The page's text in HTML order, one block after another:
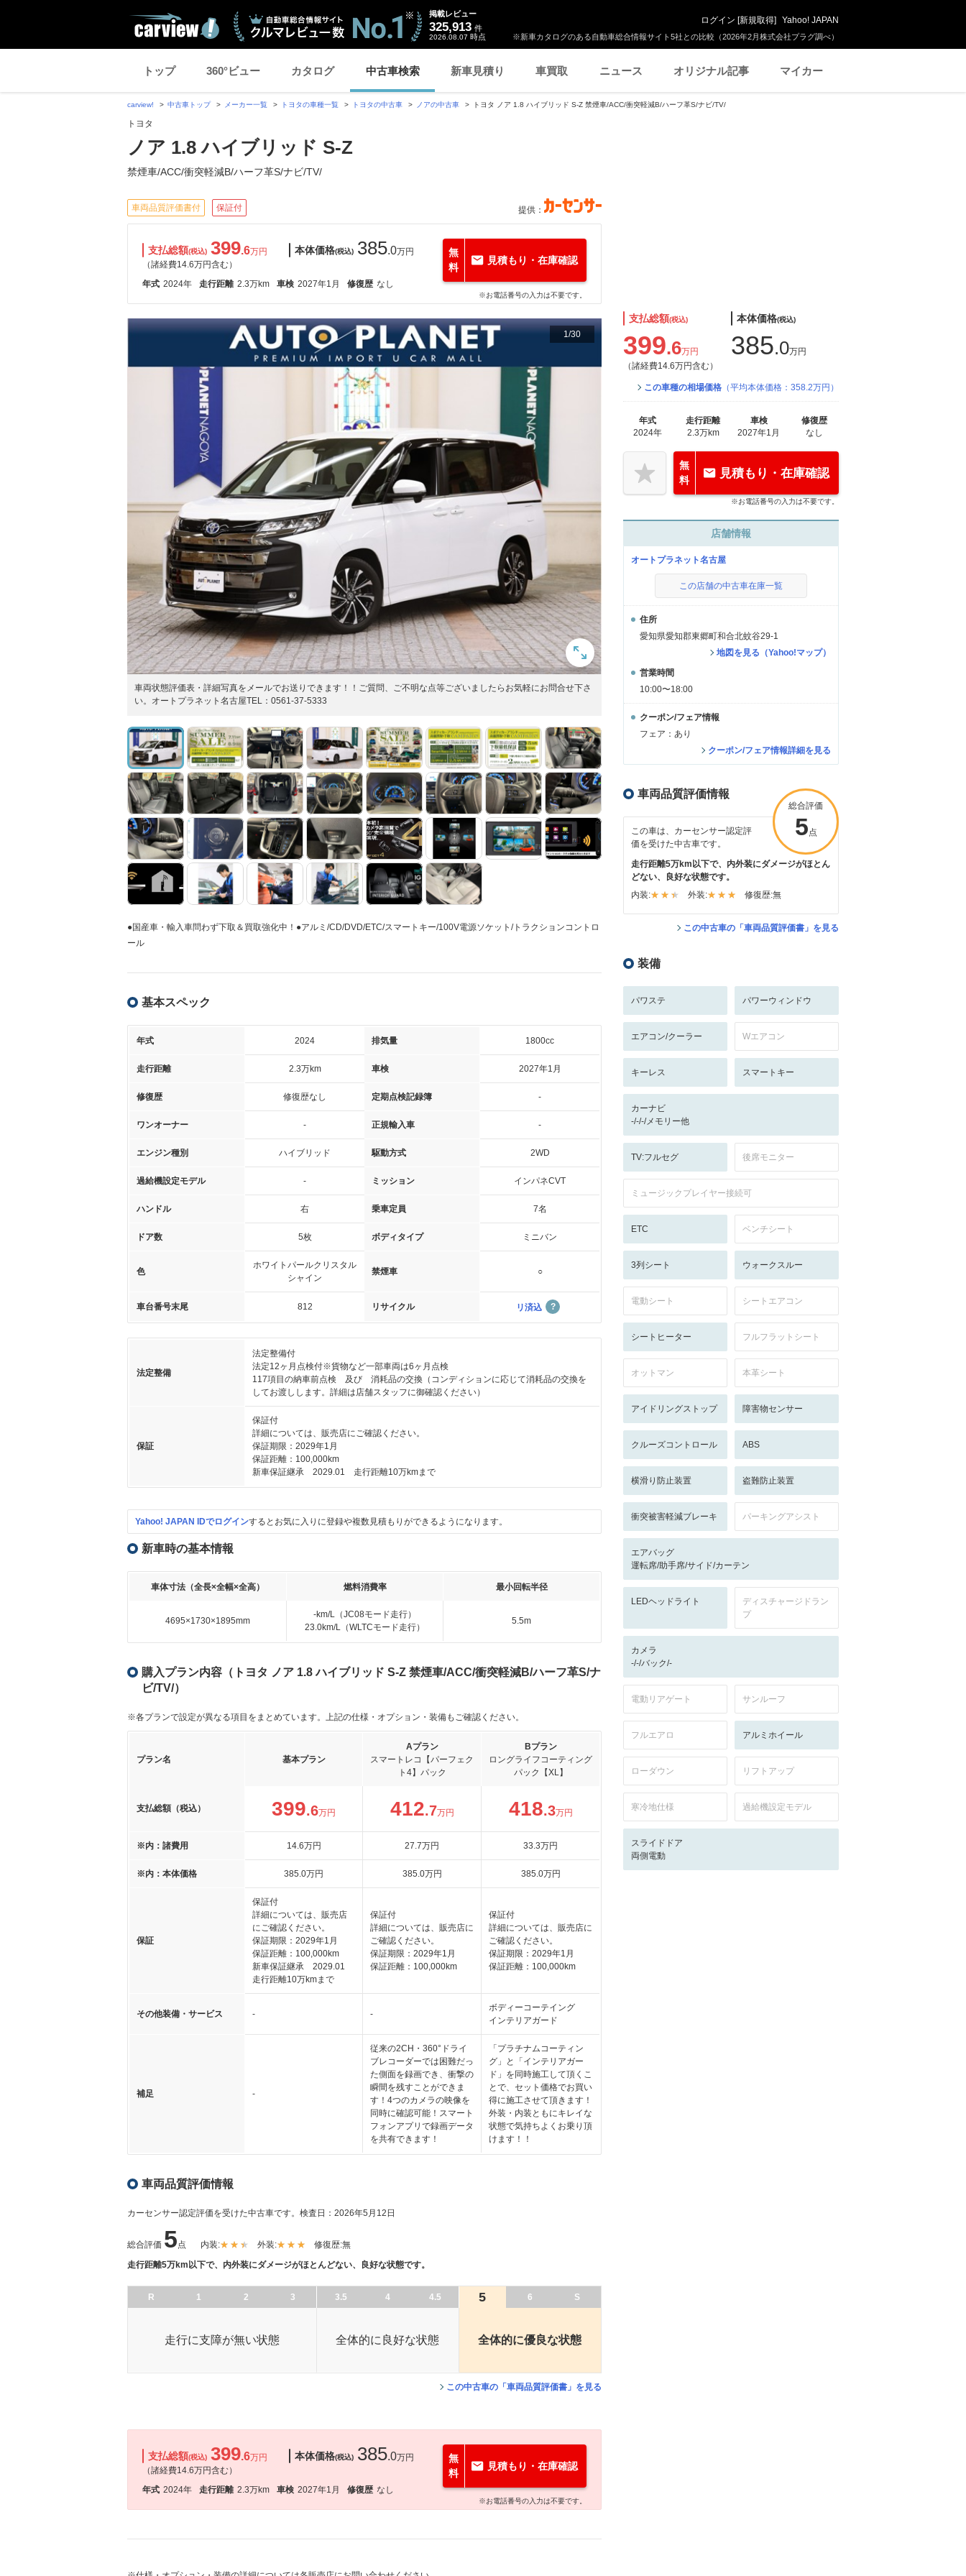
※新車カタログのある自動車総合情報サイト5社との比較（2026年2月株式会社プラグ調べ）
掲載レビュー
325,913 件
2026.08.07 時点
ログイン [新規取得] Yahoo! JAPAN
トップ 360°ビュー カタログ 中古車検索 新車見積り 車買取 ニュース オリジナル記事 マイカー
carview! 中古車トップ メーカー一覧 トヨタの車種一覧 トヨタの中古車 ノアの中古車 トヨタ ノア 1.8 ハイブリッド S-Z 禁煙車/ACC/衝突軽減B/ハーフ革S/ナビ/TV/
トヨタ
ノア 1.8 ハイブリッド S-Z
禁煙車/ACC/衝突軽減B/ハーフ革S/ナビ/TV/
車両品質評価書付 保証付 提供：
支払総額(税込) 399.6万円
（諸経費14.6万円含む）
本体価格(税込) 385.0万円
年式 2024年 走行距離 2.3万km 車検 2027年1月 修復歴 なし
無
料
見積もり・在庫確認
※お電話番号の入力は不要です。
1/30
車両状態評価表・詳細写真をメールでお送りできます！！ご質問、ご不明な点等ございましたらお気軽にお問合せ下さ
い。オートプラネット名古屋TEL：0561-37-5333
●国産車・輸入車問わず下取＆買取強化中！●アルミ/CD/DVD/ETC/スマートキー/100V電源ソケット/トラクションコントロ
ール
基本スペック
年式 2024 排気量 1800cc
走行距離 2.3万km 車検 2027年1月
修復歴 修復歴なし 定期点検記録簿 -
ワンオーナー - 正規輸入車 -
エンジン種別 ハイブリッド 駆動方式 2WD
過給機設定モデル - ミッション インパネCVT
ハンドル 右 乗車定員 7名
ドア数 5枚 ボディタイプ ミニバン
色
ホワイトパールクリスタル
シャイン
禁煙車 ○
車台番号末尾 812 リサイクル リ済込
法定整備
法定整備付
法定12ヶ月点検付※貨物など一部車両は6ヶ月点検
117項目の納車前点検 及び 消耗品の交換（コンディションに応じて消耗品の交換を
してお渡しします。詳細は店舗スタッフに御確認ください）
保証
保証付
詳細については、販売店にご確認ください。
保証期限：2029年1月
保証距離：100,000km
新車保証継承 2029.01 走行距離10万kmまで
Yahoo! JAPAN IDでログインするとお気に入りに登録や複数見積もりができるようになります。
新車時の基本情報
車体寸法（全長×全幅×全高） 燃料消費率 最小回転半径
4695×1730×1895mm
-km/L（JC08モード走行）
23.0km/L（WLTCモード走行）
5.5m
購入プラン内容（トヨタ ノア 1.8 ハイブリッド S-Z 禁煙車/ACC/衝突軽減B/ハーフ革S/ナ
ビ/TV/）
※各プランで設定が異なる項目をまとめています。上記の仕様・オプション・装備もご確認ください。
プラン名 基本プラン
Aプラン
スマートレコ【パーフェク
ト4】パック
Bプラン
ロングライフコーティング
パック【XL】
支払総額（税込） 399.6万円 412.7万円 418.3万円
※内：諸費用 14.6万円 27.7万円 33.3万円
※内：本体価格 385.0万円 385.0万円 385.0万円
保証
保証付
詳細については、販売店
にご確認ください。
保証期限：2029年1月
保証距離：100,000km
新車保証継承 2029.01
走行距離10万kmまで
保証付
詳細については、販売店に
ご確認ください。
保証期限：2029年1月
保証距離：100,000km
保証付
詳細については、販売店に
ご確認ください。
保証期限：2029年1月
保証距離：100,000km
その他装備・サービス - -
ボディーコーテイング
インテリアガード
補足 -
従来の2CH・360°ドライ
ブレコーダーでは困難だっ
た側面を録画でき、衝撃の
瞬間を残すことができま
す！4つのカメラの映像を
同時に確認可能！スマート
フォンアプリで録画データ
を共有できます！
「プラチナムコーティン
グ」と「インテリアガー
ド」を同時施工して頂くこ
とで、セット価格でお買い
得に施工させて頂きます！
外装・内装ともにキレイな
状態で気持ちよくお乗り頂
けます！！
車両品質評価情報
カーセンサー認定評価を受けた中古車です。 検査日：2026年5月12日
総合評価 5点 内装: 外装: 修復歴:無
走行距離5万km以下で、内外装にダメージがほとんどない、良好な状態です。
R 1 2 3 3.5 4 4.5 5 6 S
走行に支障が無い状態 全体的に良好な状態 全体的に優良な状態
この中古車の「車両品質評価書」を見る
支払総額(税込) 399.6万円
（諸経費14.6万円含む）
本体価格(税込) 385.0万円
年式 2024年 走行距離 2.3万km 車検 2027年1月 修復歴 なし
無
料
見積もり・在庫確認
※お電話番号の入力は不要です。
支払総額(税込)
399.6万円
（諸経費14.6万円含む）
本体価格(税込)
385.0万円
この車種の相場価格 （平均本体価格：358.2万円）
年式
2024年
走行距離
2.3万km
車検
2027年1月
修復歴
なし
無
料
見積もり・在庫確認
※お電話番号の入力は不要です。
店舗情報
オートプラネット名古屋
この店舗の中古車在庫一覧
住所
愛知県愛知郡東郷町和合北蚊谷29-1
地図を見る（Yahoo!マップ）
営業時間
10:00〜18:00
クーポン/フェア情報
フェア：あり
クーポン/フェア情報詳細を見る
車両品質評価情報
総合評価
5点
この車は、カーセンサー認定評
価を受けた中古車です。
走行距離5万km以下で、内外装にダメージがほとん
どない、良好な状態です。
内装:
外装: 修復歴:無
この中古車の「車両品質評価書」を見る
装備
パワステ パワーウィンドウ
エアコン/クーラー Wエアコン
キーレス スマートキー
カーナビ
-/-/-/メモリー他
TV:フルセグ 後席モニター
ミュージックプレイヤー接続可
ETC ベンチシート
3列シート ウォークスルー
電動シート シートエアコン
シートヒーター フルフラットシート
オットマン 本革シート
アイドリングストップ 障害物センサー
クルーズコントロール ABS
横滑り防止装置 盗難防止装置
衝突被害軽減ブレーキ パーキングアシスト
エアバッグ
運転席/助手席/サイド/カーテン
LEDヘッドライト
ディスチャージドラン
プ
カメラ
-/-/バック/-
電動リアゲート サンルーフ
フルエアロ アルミホイール
ローダウン リフトアップ
寒冷地仕様 過給機設定モデル
スライドドア
両側電動